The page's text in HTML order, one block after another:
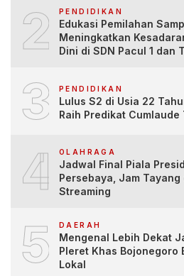
2 PENDIDIKAN
Edukasi Pemilahan
Meningkatkan
Dini di SDN Pacul 1 dan
3 PENDIDIKAN
Lulus S2 di Usia 22
Raih Predikat Cumlaude
4 OLAHRAGA
Jadwal Final Piala
Persebaya, Jam Tayang
Streaming
5 DAERAH
Mengenal Lebih Dekat
Pleret Khas Bojonegoro
Lokal